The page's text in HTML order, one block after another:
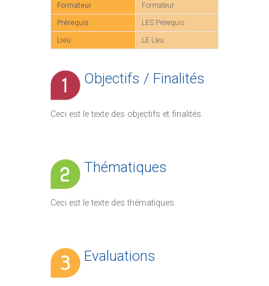
Formateur
Formateur
Prérequis LES Prérequis
Lieu LE Lieu
Objectifs / Finalités
Ceci est le texte des objectifs et finalités.
Thématiques
Ceci est le texte des thématiques.
Evaluations